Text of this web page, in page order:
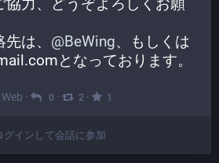
は、 @BeWing、もしくは
となっております。
Web · 0 · 2 · 1
インして会話に参加